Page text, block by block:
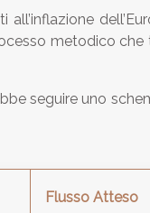
all’inflazione
metodico
seguire uno
Flusso Atteso